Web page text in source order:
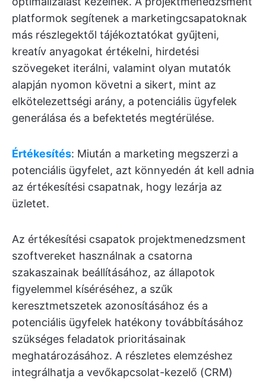
platformok segítenek a marketingcsapatoknak
más részlegektől tájékoztatókat gyűjteni,
kreatív anyagokat értékelni, hirdetési
szövegeket iterálni, valamint olyan mutatók
alapján nyomon követni a sikert, mint az
elkötelezettségi arány, a potenciális ügyfelek
generálása és a befektetés megtérülése.
Értékesítés: Miután a marketing megszerzi a
potenciális ügyfelet, azt könnyedén át kell adnia
az értékesítési csapatnak, hogy lezárja az
üzletet.
Az értékesítési csapatok projektmenedzsment
szoftvereket használnak a csatorna
szakaszainak beállításához, az állapotok
figyelemmel kíséréséhez, a szűk
keresztmetszetek azonosításához és a
potenciális ügyfelek hatékony továbbításához
szükséges feladatok prioritásainak
meghatározásához. A részletes elemzéshez
integrálhatja a vevőkapcsolat-kezelő (CRM)